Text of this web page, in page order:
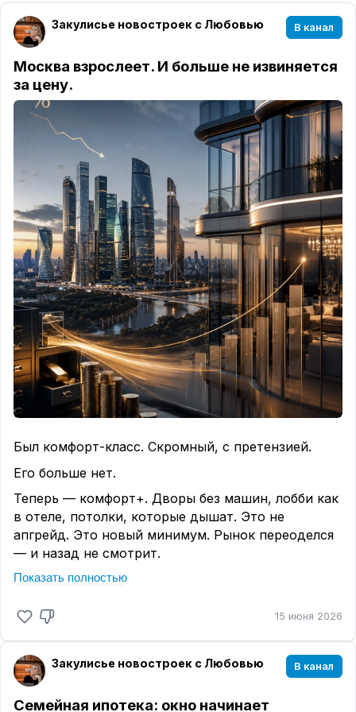
Закулисье новостроек с Любовью В канал
Москва взрослеет. И больше не извиняется
за цену.
Был комфорт-класс. Скромный, с претензией.
Его больше нет.
Теперь — комфорт+. Дворы без машин, лобби как
в отеле, потолки, которые дышат. Это не
апгрейд. Это новый минимум. Рынок переоделся
— и назад не смотрит.
Доля "простого" жилья тает. Массовые проекты
органично. Застройщики поняли то, что умные
не за метры.
И вот тут начинается самое горячее.
19 июня — заседание ЦБ. Аналитики SberCIB
Показать полностью
15 июня 2026
Закулисье новостроек с Любовью В канал
Семейная ипотека: окно начинает